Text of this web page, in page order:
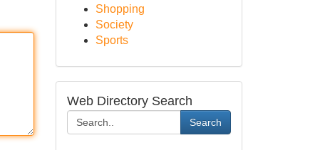
Shopping
Society
Sports
Web Directory Search
Search